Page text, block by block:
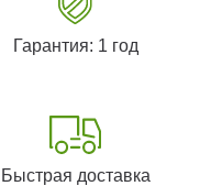
Гарантия: 1 год
Быстрая доставка